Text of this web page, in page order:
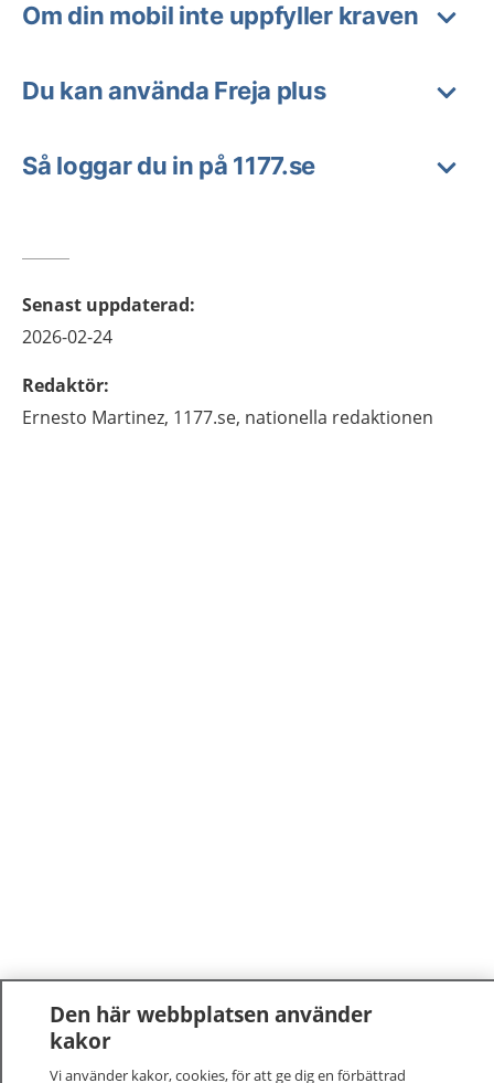
Om din mobil inte uppfyller kraven
Du kan använda Freja plus
Så loggar du in på 1177.se
Senast uppdaterad:
2026-02-24
Redaktör:
Ernesto Martinez, 1177.se, nationella redaktionen
Den här webbplatsen använder
kakor
Vi använder kakor, cookies, för att ge dig en förbättrad